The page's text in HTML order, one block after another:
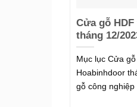
Cửa gỗ
tháng 12/
Mục lục Cửa
Hoabinhdoor
gỗ công